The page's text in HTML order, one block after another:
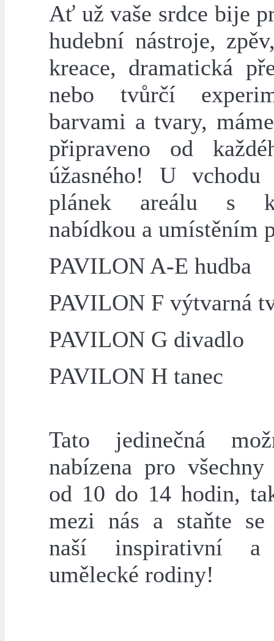
Ať už vaše srdce bije
hudební nástroje,
kreace, dramatická
nebo tvůrčí
barvami a tvary,
připraveno od
úžasného! U vchodu
plánek areálu s
nabídkou a umístěním
PAVILON A-E hudba
PAVILON F výtvarná
PAVILON G divadlo
PAVILON H tanec
Tato jedinečná
nabízena pro všechny
od 10 do 14 hodin,
mezi nás a staňte se
naší inspirativní a
umělecké rodiny!